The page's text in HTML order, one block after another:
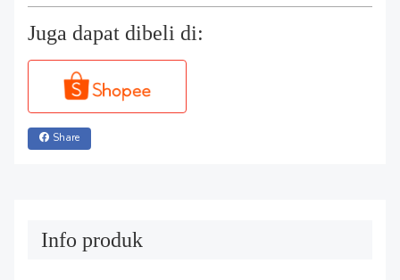
Juga dapat dibeli di:
Share
Info produk